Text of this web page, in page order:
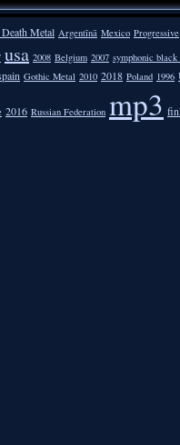
Metal Argentīnā Mexico Progressive
usa 2008 Belgium 2007 symphonic
Gothic Metal 2010 2018 Poland 1996
2016 Russian Federation mp3